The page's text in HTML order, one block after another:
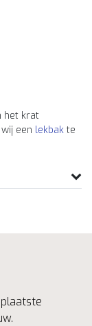
het krat
een lekbak te